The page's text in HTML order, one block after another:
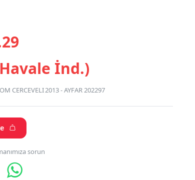
İnd.)
CERCEVELI 2013 - AYFAR 202297

sorun
